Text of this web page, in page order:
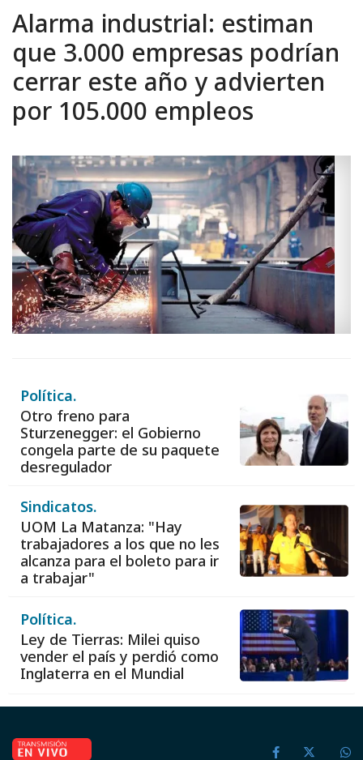
Alarma industrial: estiman
que 3.000 empresas podrían
cerrar este año y advierten
por 105.000 empleos
Política.
Otro freno para
Sturzenegger: el Gobierno
congela parte de su paquete
desregulador
Sindicatos.
UOM La Matanza: "Hay
trabajadores a los que no les
alcanza para el boleto para ir
a trabajar"
Política.
Ley de Tierras: Milei quiso
vender el país y perdió como
Inglaterra en el Mundial